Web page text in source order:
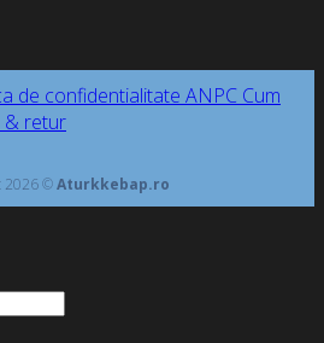
de confidentialitate ANPC Cum
& retur
2026 ©Aturkkebap.ro